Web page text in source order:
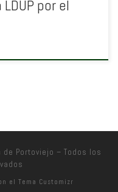
por el
de Portoviejo – Todos los
el Tema Customizr